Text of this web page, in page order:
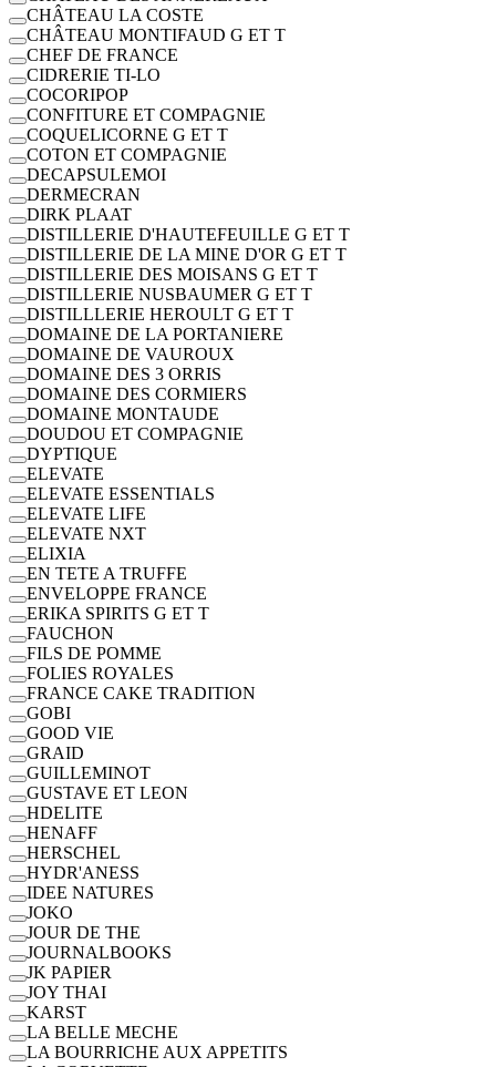
CHÂTEAU LA COSTE
CHÂTEAU MONTIFAUD G ET T
CHEF DE FRANCE
CIDRERIE TI-LO
COCORIPOP
CONFITURE ET COMPAGNIE
COQUELICORNE G ET T
COTON ET COMPAGNIE
DECAPSULEMOI
DERMECRAN
DIRK PLAAT
DISTILLERIE D'HAUTEFEUILLE G ET T
DISTILLERIE DE LA MINE D'OR G ET T
DISTILLERIE DES MOISANS G ET T
DISTILLERIE NUSBAUMER G ET T
DISTILLLERIE HEROULT G ET T
DOMAINE DE LA PORTANIERE
DOMAINE DE VAUROUX
DOMAINE DES 3 ORRIS
DOMAINE DES CORMIERS
DOMAINE MONTAUDE
DOUDOU ET COMPAGNIE
DYPTIQUE
ELEVATE
ELEVATE ESSENTIALS
ELEVATE LIFE
ELEVATE NXT
ELIXIA
EN TETE A TRUFFE
ENVELOPPE FRANCE
ERIKA SPIRITS G ET T
FAUCHON
FILS DE POMME
FOLIES ROYALES
FRANCE CAKE TRADITION
GOBI
GOOD VIE
GRAID
GUILLEMINOT
GUSTAVE ET LEON
HDELITE
HENAFF
HERSCHEL
HYDR'ANESS
IDEE NATURES
JOKO
JOUR DE THE
JOURNALBOOKS
JK PAPIER
JOY THAI
KARST
LA BELLE MECHE
LA BOURRICHE AUX APPETITS